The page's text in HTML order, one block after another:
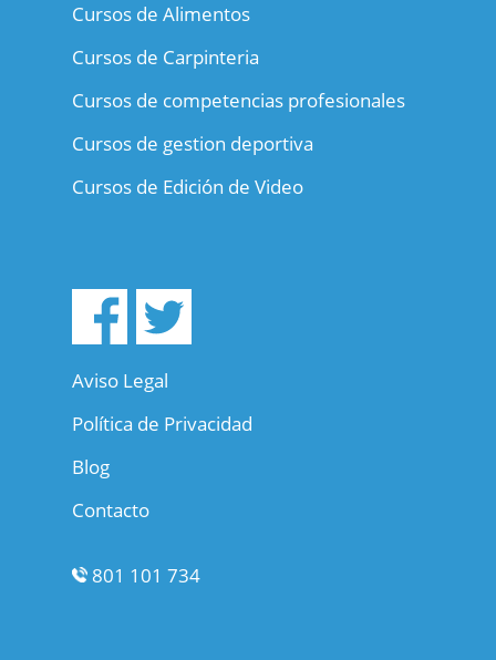
Cursos de Alimentos
Cursos de Carpinteria
Cursos de competencias profesionales
Cursos de gestion deportiva
Cursos de Edición de Video
Aviso Legal
Política de Privacidad
Blog
Contacto
801 101 734